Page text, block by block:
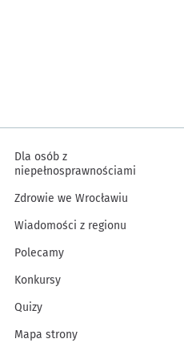
Dla osób z
niepełnosprawnościami
Zdrowie we Wrocławiu
Wiadomości z regionu
Polecamy
Konkursy
Quizy
Mapa strony